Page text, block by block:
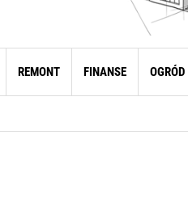
REMONT FINANSE OGRÓD